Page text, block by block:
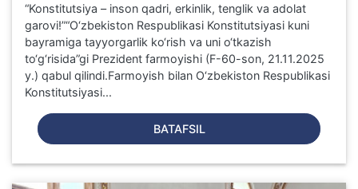
“Konstitutsiya – inson qadri, erkinlik, tenglik va adolat
garovi!”“O‘zbekiston Respublikasi Konstitutsiyasi kuni
bayramiga tayyorgarlik ko‘rish va uni o‘tkazish
to‘g‘risida”gi Prezident farmoyishi (F-60-son, 21.11.2025
y.) qabul qilindi.Farmoyish bilan O‘zbekiston Respublikasi
Konstitutsiyasi...
BATAFSIL